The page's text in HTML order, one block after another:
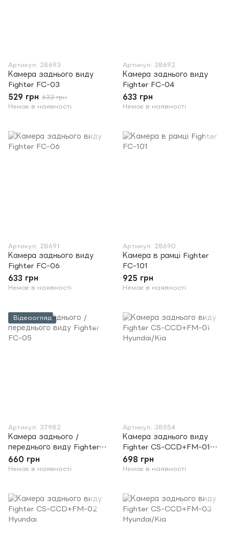
Артикул: 28693
Камера заднього виду
Fighter FC-03
529 грн 633 грн
Немає в наявності
Артикул: 28692
Камера заднього виду
Fighter FC-04
633 грн
Немає в наявності
Артикул: 28691
Камера заднього виду
Fighter FC-06
633 грн
Немає в наявності
Артикул: 28690
Камера в рамці Fighter
FC-101
925 грн
Немає в наявності
Відеоогляд
Артикул: 37982
Камера заднього /
переднього виду Fighter
FC-05
660 грн
Немає в наявності
Артикул: 38554
Камера заднього виду
Fighter CS-CCD+FM-01
Hyundai/Kia
698 грн
Немає в наявності